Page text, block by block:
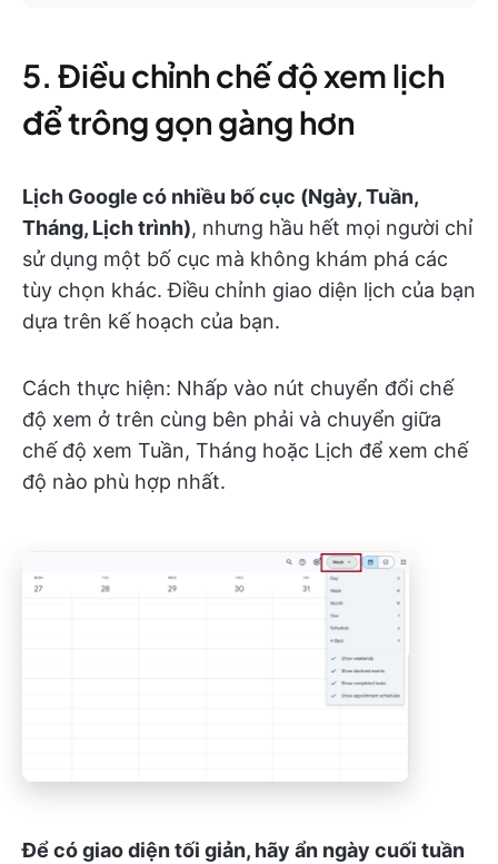
5. Điều chỉnh chế độ xem lịch
để trông gọn gàng hơn
Lịch Google có nhiều bố cục (Ngày, Tuần,
Tháng, Lịch trình), nhưng hầu hết mọi người chỉ
sử dụng một bố cục mà không khám phá các
tùy chọn khác. Điều chỉnh giao diện lịch của bạn
dựa trên kế hoạch của bạn.
Cách thực hiện: Nhấp vào nút chuyển đổi chế
độ xem ở trên cùng bên phải và chuyển giữa
chế độ xem Tuần, Tháng hoặc Lịch để xem chế
độ nào phù hợp nhất.
Để có giao diện tối giản, hãy ẩn ngày cuối tuần